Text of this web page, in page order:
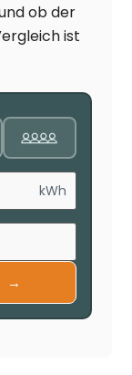
ob der
ist
kWh
→